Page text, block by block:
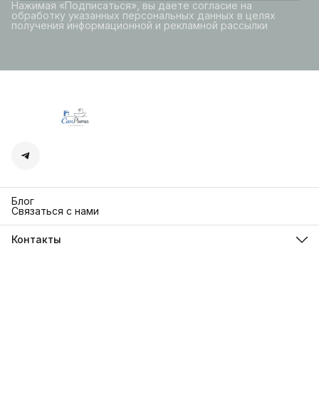
Нажимая «Подписаться», вы даете согласие на
обработку указанных персональных данных в целях
получения информационной и рекламной рассылки
Блог
Связаться с нами
Контакты